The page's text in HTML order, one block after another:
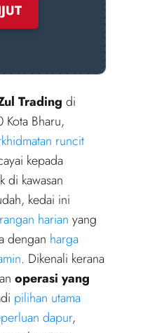
Trading di
Kota Bharu,
runcit
kepada
di kawasan
kedai ini
harian yang
dengan harga
. Dikenali kerana
operasi yang
pilihan utama
dapur,